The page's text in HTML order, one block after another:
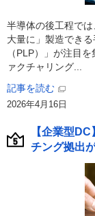
半導体の後工程で
大量に」製造でき
（PLP）」が注目
ァクチャリング...
記事を読む
2026年4月16日
【企業型
チング拠出